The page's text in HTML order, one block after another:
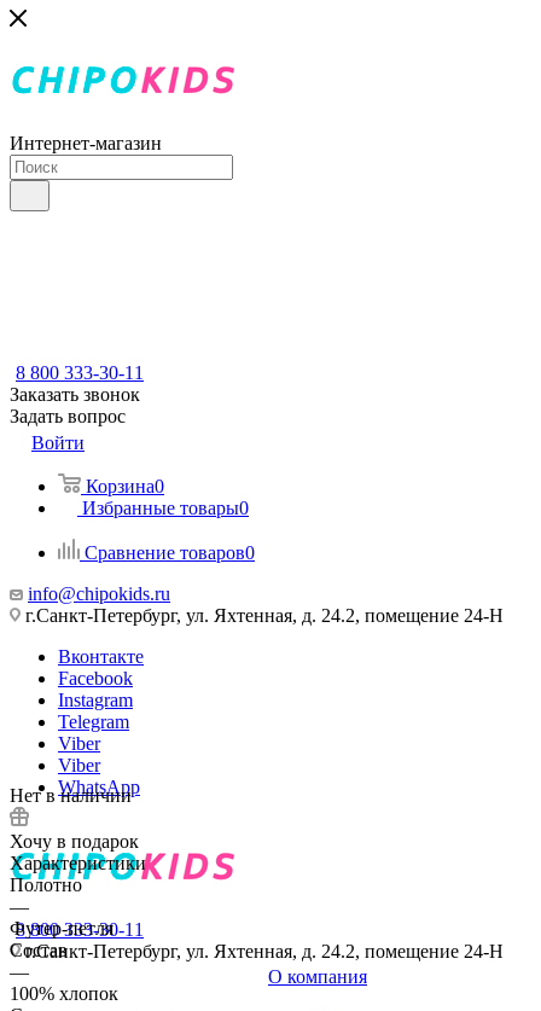
Интернет-магазин
8 800 333-30-11
Заказать звонок
Задать вопрос
Войти
Корзина0
Избранные товары0
Сравнение товаров0
info@chipokids.ru
г.Санкт-Петербург, ул. Яхтенная, д. 24.2, помещение 24-Н
Вконтакте
Facebook
Instagram
Telegram
Viber
Viber
WhatsApp
8 800 333-30-11
г.Санкт-Петербург, ул. Яхтенная, д. 24.2, помещение 24-Н
О компания
Нет в наличии
Хочу в подарок
Характеристики
Полотно
—
Футер-петля
Состав
—
100% хлопок